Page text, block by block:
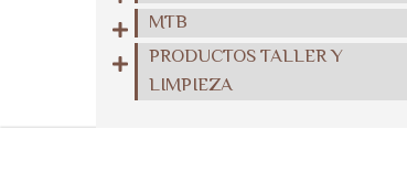
MTB
PRODUCTOS TALLER Y
LIMPIEZA